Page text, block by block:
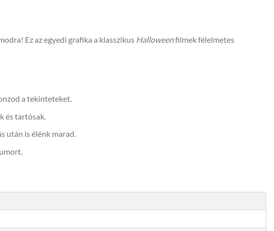
Ez az egyedi grafika a klasszikus Halloweenfilmek félelmetes
a tekinteteket.
és tartósak.
után is élénk marad.